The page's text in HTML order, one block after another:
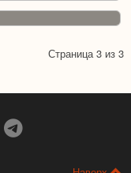
Страница 3 из 3